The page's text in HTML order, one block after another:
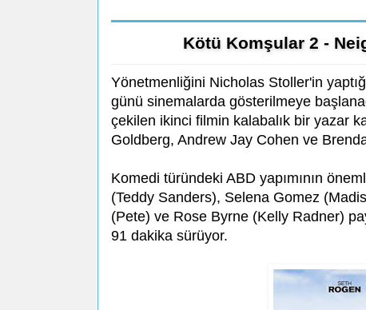
Kötü Komşular 2 -
Yönetmenliğini Nicholas Stoller'in
günü sinemalarda gösterilmeye
çekilen ikinci filmin kalabalık bir yazar
Goldberg, Andrew Jay Cohen ve
Komedi türündeki ABD yapımının
(Teddy Sanders), Selena Gomez
(Pete) ve Rose Byrne (Kelly Radner)
91 dakika sürüyor.